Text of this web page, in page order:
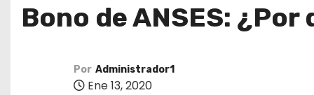
Bono de ANSES:
Por Administrador1
Ene 13, 2020